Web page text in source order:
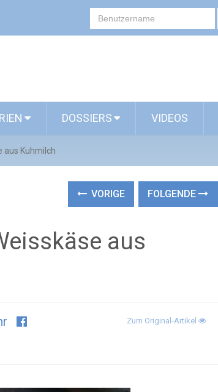
DOSSIERS VIDEOS
aus Kuhmilch
VORIGE FOLGENDE
aus
Zum Original-Artikel